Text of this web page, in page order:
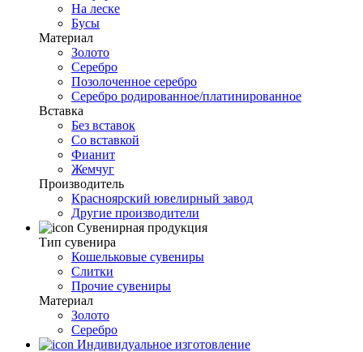
На леске
Бусы
Материал
Золото
Серебро
Позолоченное серебро
Серебро родированное/платинированное
Вставка
Без вставок
Со вставкой
Фианит
Жемчуг
Производитель
Красноярский ювелирный завод
Другие производители
Сувенирная продукция
Тип сувенира
Кошельковые сувениры
Слитки
Прочие сувениры
Материал
Золото
Серебро
Индивидуальное изготовление